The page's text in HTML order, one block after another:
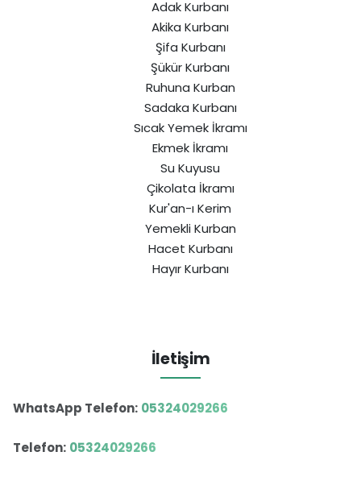
Adak Kurbanı
Akika Kurbanı
Şifa Kurbanı
Şükür Kurbanı
Ruhuna Kurban
Sadaka Kurbanı
Sıcak Yemek İkramı
Ekmek İkramı
Su Kuyusu
Çikolata İkramı
Kur'an-ı Kerim
Yemekli Kurban
Hacet Kurbanı
Hayır Kurbanı
İletişim
WhatsApp Telefon: 05324029266
Telefon: 05324029266